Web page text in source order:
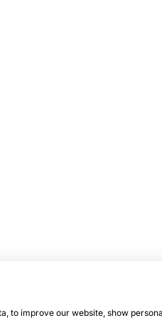
to improve our website, show